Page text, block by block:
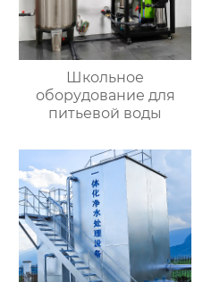
Школьное
оборудование для
питьевой воды